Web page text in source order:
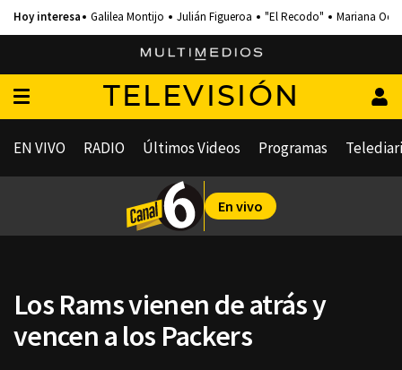
Galilea Montijo Julián Figueroa "El Recodo" Mariana
TELEVISIÓN
EN VIVO RADIO Últimos Videos Programas
En vivo
Los Rams vienen de atrás y
vencen a los Packers